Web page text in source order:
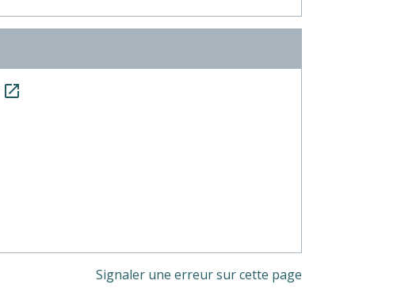
open_in_new
Signaler une erreur sur cette page